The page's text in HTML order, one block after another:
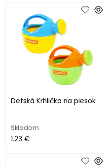
Detská Krhlička na piesok
Skladom
1.23 €